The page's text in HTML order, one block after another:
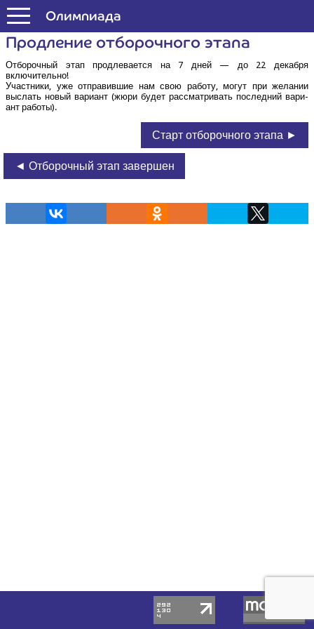
Формула Единства
Олим­пи­а­да
Про­дле­ние отбо­роч­но­го этапа
Отбо­роч­ный этап про­дле­ва­ет­ся на 7 дней — до 22 декаб­ря
включительно!
Участ­ни­ки, уже отпра­вив­шие нам свою рабо­ту, могут при жела­нии
выслать новый вари­ант (жюри будет рас­смат­ри­вать послед­ний вари­
ант работы).
Старт отборочного этапа ►
◄ Отборочный этап завершен